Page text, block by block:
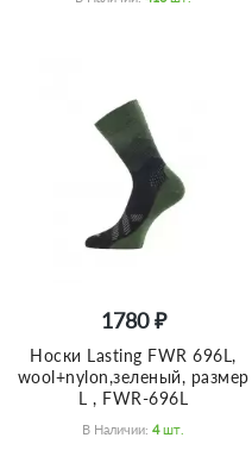
1780 ₽
Носки Lasting FWR 696L,
wool+nylon,зеленый, размер
L , FWR-696L
В Наличии: 4 Шт.